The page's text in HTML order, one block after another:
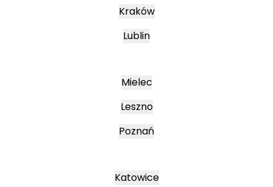
Kraków
Lublin
Mielec
Leszno
Poznań
Katowice